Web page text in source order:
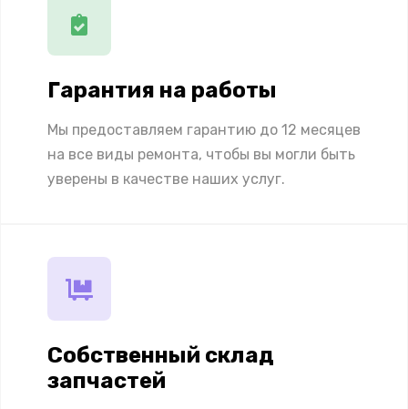
Гарантия на работы
Мы предоставляем гарантию до 12 месяцев
на все виды ремонта, чтобы вы могли быть
уверены в качестве наших услуг.
Собственный склад
запчастей